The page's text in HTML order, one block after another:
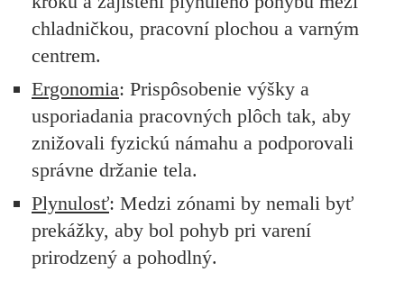
chladničkou, pracovní plochou a varným
centrem.
Ergonomia: Prispôsobenie výšky a
usporiadania pracovných plôch tak, aby
znižovali fyzickú námahu a podporovali
správne držanie tela.
Plynulosť: Medzi zónami by nemali byť
prekážky, aby bol pohyb pri varení
prirodzený a pohodlný.